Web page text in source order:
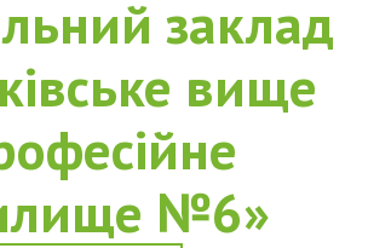
заклад
вище
№6»